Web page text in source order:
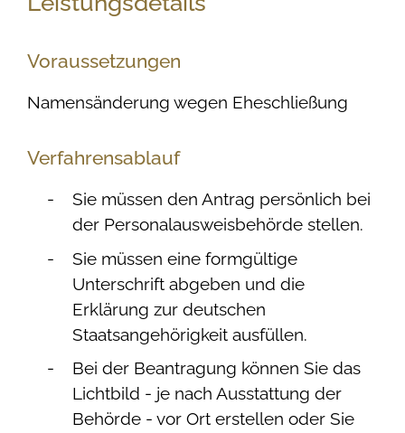
Voraussetzungen
Namensänderung wegen Eheschließung
Verfahrensablauf
Sie müssen den Antrag persönlich bei
der Personalausweisbehörde stellen.
Sie müssen eine formgültige
Unterschrift abgeben und die
Erklärung zur deutschen
Staatsangehörigkeit ausfüllen.
Bei der Beantragung können Sie das
Lichtbild - je nach Ausstattung der
Behörde - vor Ort erstellen oder Sie